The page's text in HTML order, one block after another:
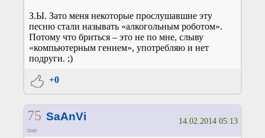
З.Ы. Зато меня некоторые прослушавшие эту
песню стали называть «алкогольным роботом».
Потому что бриться – это не по мне, слыву
«компьютерным гением», употребляю и нет
подруги. ;)
+0
75 SaAnVi
tzar
14.02.2014 05:13